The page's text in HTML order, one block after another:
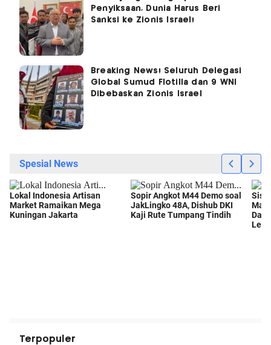
Penyiksaan, Dunia Harus Beri
Sanksi ke Zionis Israel!
Breaking News! Seluruh Delegasi
Global Sumud Flotilla dan 9 WNI
Dibebaskan Zionis Israel
Terpopuler